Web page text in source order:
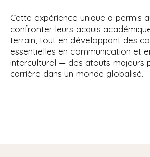
Cette expérience unique a permis
confronter leurs acquis
terrain, tout en développant des
essentielles en communication et
interculturel — des atouts majeurs
carrière dans un monde globalisé.